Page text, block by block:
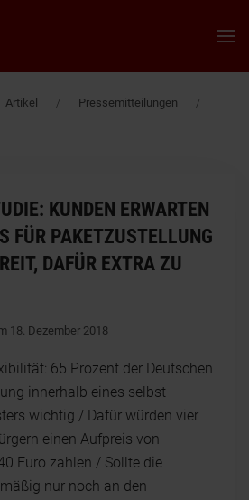
Artikel
Pressemitteilungen
KUNDEN ERWARTEN
FÜR PAKETZUSTELLUNG
DAFÜR EXTRA ZU
18. Dezember 2018
65 Prozent der Deutschen
innerhalb eines selbst
wichtig / Dafür würden vier
einen Aufpreis von
Euro zahlen / Sollte die
nur noch an den